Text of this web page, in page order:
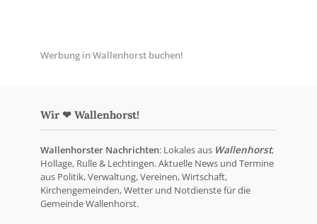
Werbung in Wallenhorst buchen!
Wir ❤ Wallenhorst!
Wallenhorster Nachrichten: Lokales aus Wallenhorst,
Hollage, Rulle & Lechtingen. Aktuelle News und Termine
aus Politik, Verwaltung, Vereinen, Wirtschaft,
Kirchengemeinden, Wetter und Notdienste für die
Gemeinde Wallenhorst.